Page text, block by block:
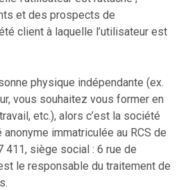
et des prospects de
client à laquelle l’utilisateur est
physique indépendante (ex.
vous souhaitez vous former en
etc.), alors c’est la société
immatriculée au RCS de
siège social : 6 rue de
le responsable du traitement de